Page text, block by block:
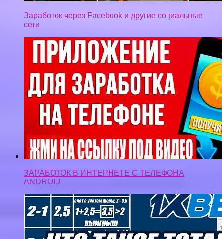
Заработок через Facebook и другие социальные
сети
ЗАРАБОТОК В ИНТЕРНЕТЕ С ТЕЛЕФОНА
ANDROID